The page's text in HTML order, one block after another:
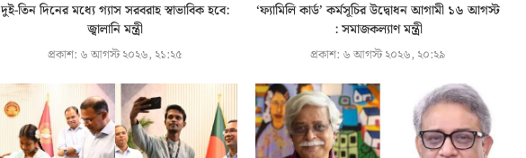
দুই-তিন দিনের মধ্যে গ্যাস সরবরাহ স্বাভাবিক হবে:
জ্বালানি মন্ত্রী
প্রকাশ: ৬ আগস্ট ২০২৬, ২১:২৫
‘ফ্যামিলি কার্ড’ কর্মসূচির উদ্বোধন আগামী ১৬ আগস্ট
: সমাজকল্যাণ মন্ত্রী
প্রকাশ: ৬ আগস্ট ২০২৬, ২০:২৯